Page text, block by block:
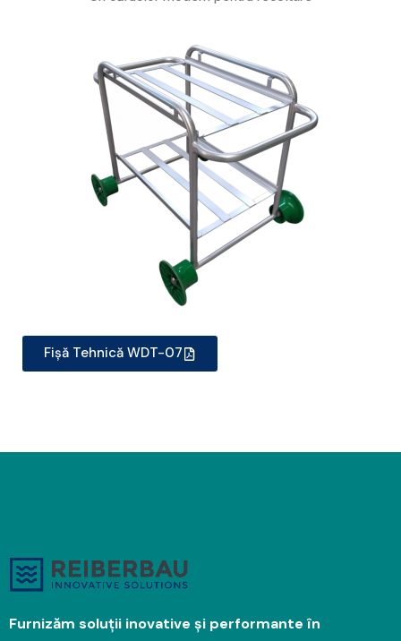
Fișă Tehnică WDT-07
Furnizăm soluții inovative și performante în